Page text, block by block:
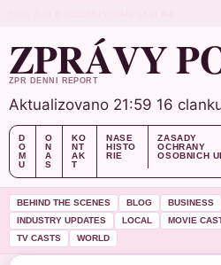
ZPRÁVY
ZPR DENNI REPORT
Aktualizovano 21:59 16
D
O
M
U
O
N
A
S
KO
NT
AK
T
NASE
HISTO
RIE
ZASADY
OCHRANY
OSOBNICH
BEHIND THE SCENES BLOG BUSINESS
INDUSTRY UPDATES
LOCAL MOVIE
TV CASTS
WORLD